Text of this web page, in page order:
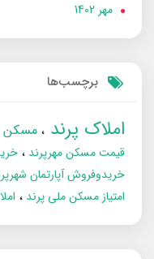
مهر 1402
برچسب‌ها
املاک پرند مسکن
قیمت مسکن مهرپرند
خریدوفروش آپارتمان
امتیاز مسکن ملی پرند